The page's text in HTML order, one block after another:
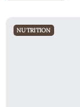
NUTRITION